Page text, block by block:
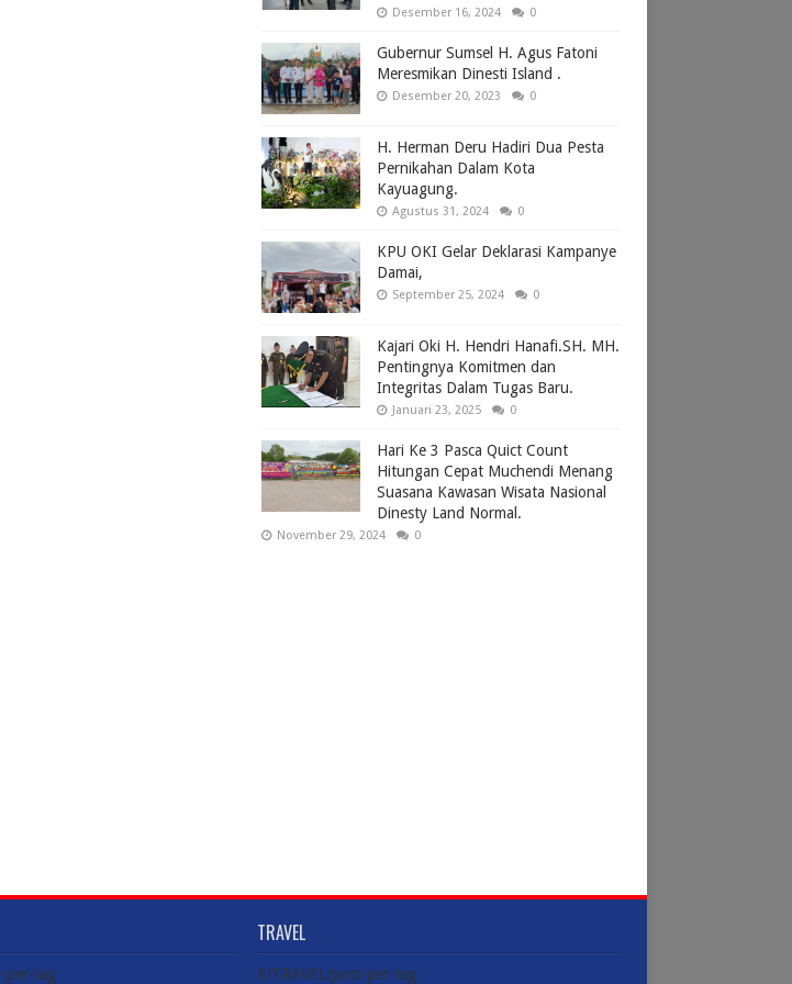
Desember 16, 2024 0
Gubernur Sumsel H. Agus Fatoni
Meresmikan Dinesti Island .
Desember 20, 2023 0
H. Herman Deru Hadiri Dua Pesta
Pernikahan Dalam Kota
Kayuagung.
Agustus 31, 2024 0
KPU OKI Gelar Deklarasi Kampanye
Damai,
September 25, 2024 0
Kajari Oki H. Hendri Hanafi.SH. MH.
Pentingnya Komitmen dan
Integritas Dalam Tugas Baru.
Januari 23, 2025 0
Hari Ke 3 Pasca Quict Count
Hitungan Cepat Muchendi Menang
Suasana Kawasan Wisata Nasional
Dinesty Land Normal.
November 29, 2024 0
per-tag
TRAVEL
3/TRAVEL/post-per-tag